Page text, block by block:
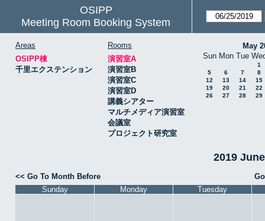
OSIPP
Meeting Room Booking System
Areas
OSIPP棟
千里エクステンション
Rooms
演習室A
演習室B
演習室C
演習室D
講義シアター
マルチメディア演習室
会議室
プロジェクト研究室
May
Sun Mon Tue
1
5
6 7
8
12
13 14
15
19
20 21
22
26
27 28 29
2019
<< Go To Month Before
Sunday
Monday Tuesday